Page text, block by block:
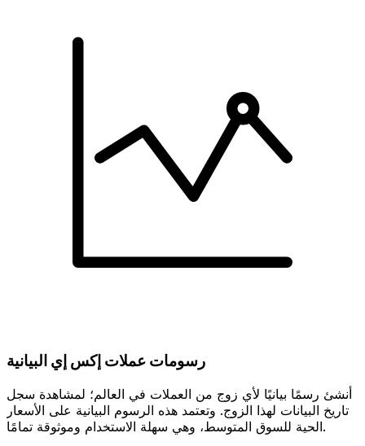
رسومات عملات إكس إي البيانية
أنشئ رسمًا بيانيًا لأي زوج من العملات في العالم؛ لمشاهدة سجل
تاريخ البيانات لهذا الزوج. وتعتمد هذه الرسوم البيانية على الأسعار
الحية للسوق المتوسط، وهي سهلة الاستخدام وموثوقة تمامًا.